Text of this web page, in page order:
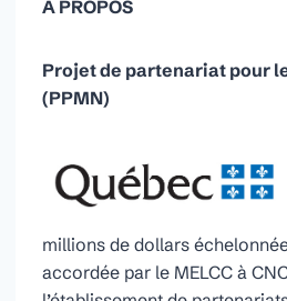
À PROPOS
Projet de partenariat pour
(PPMN)
millions de dollars
accordée par le MELCC à